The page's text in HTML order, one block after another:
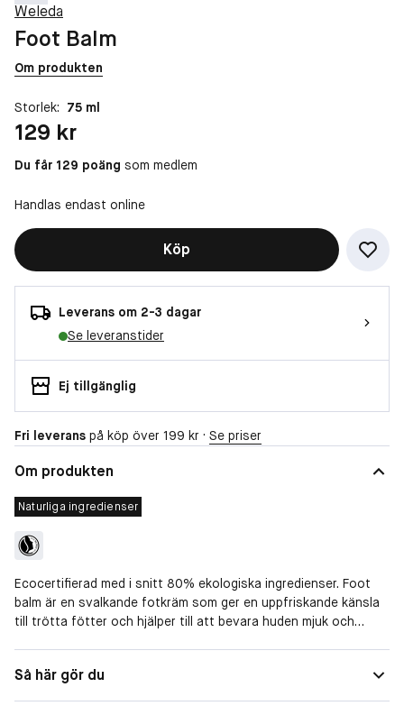
Weleda
Foot Balm
Om produkten
Storlek: 75 ml
Pris: 129 kr
129 kr
Du får 129 poäng som medlem
Handlas endast online
Köp
Leverans om 2-3 dagar
Se leveranstider
Ej tillgänglig
Fri leverans på köp över 199 kr · Se priser
Om produkten
Naturliga ingredienser
Ecocertifierad med i snitt 80% ekologiska ingredienser. Foot
balm är en svalkande fotkräm som ger en uppfriskande känsla
till trötta fötter och hjälper till att bevara huden mjuk och
vårdar torra fötter.
Så här gör du